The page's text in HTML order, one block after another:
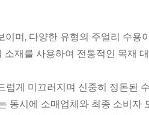
이며, 다양한 유형의 주얼리 수용
소재를 사용하여 전통적인 목재
럽게 미끄러지며 신중히 정돈된
동시에 소매업체와 최종 소비자